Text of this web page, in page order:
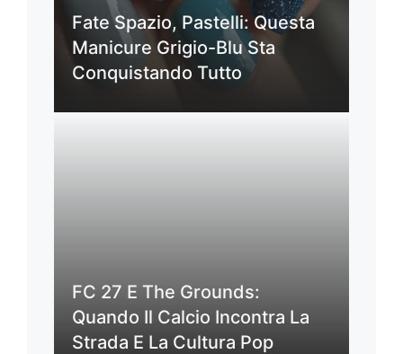
Fate Spazio, Pastelli: Questa
Manicure Grigio-Blu Sta
Conquistando Tutto
FC 27 E The Grounds:
Quando Il Calcio Incontra La
Strada E La Cultura Pop